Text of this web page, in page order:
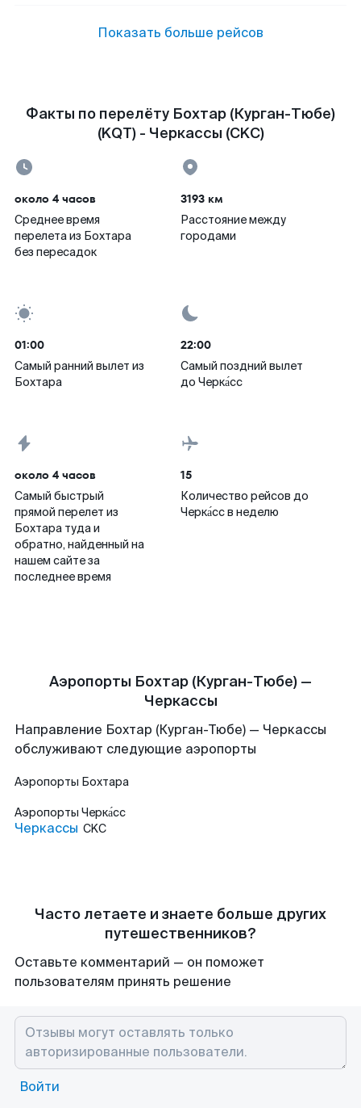
Показать больше рейсов
Факты по перелёту Бохтар (Курган-Тюбе)
(KQT) - Черкассы (CKC)
около 4 часов
Среднее время
перелета из Бохтара
без пересадок
3193 км
Расстояние между
городами
01:00
Самый ранний вылет из
Бохтара
22:00
Самый поздний вылет
до Черка́сс
около 4 часов
Самый быстрый
прямой перелет из
Бохтара туда и
обратно, найденный на
нашем сайте за
последнее время
15
Количество рейсов до
Черка́сс в неделю
Аэропорты Бохтар (Курган-Тюбе) —
Черкассы
Направление Бохтар (Курган-Тюбе) — Черкассы
обслуживают следующие аэропорты
Аэропорты Бохтара
Аэропорты Черка́сс
Черкассы CKC
Часто летаете и знаете больше других
путешественников?
Оставьте комментарий — он поможет
пользователям принять решение
Войти